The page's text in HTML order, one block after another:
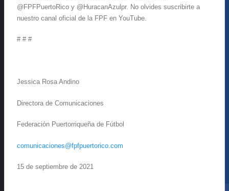
@FPFPuertoRico y @HuracanAzulpr. No olvides suscribirte a
nuestro canal oficial de la FPF en YouTube.
# # #
Jessica Rosa Andino
Directora de Comunicaciones
Federación Puertorriqueña de Fútbol
comunicaciones@fpfpuertorico.com
15 de septiembre de 2021